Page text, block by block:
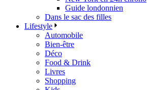
Guide londonnien
Dans le sac des filles
Lifestyle
Automobile
Bien-être
Déco
Food & Drink
Livres
Shopping